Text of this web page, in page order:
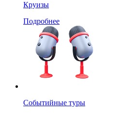
Круизы
Подробнее
Событийные туры